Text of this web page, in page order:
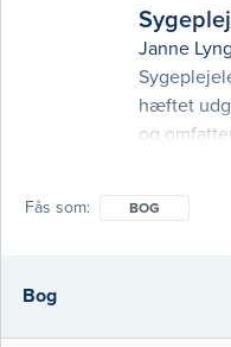
Janne
hæftet
og
teorier og
Fås som BOG
Bog